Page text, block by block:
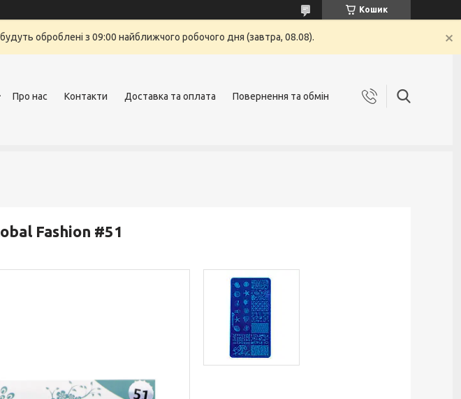
Кошик
оброблені з 09:00 найближчого робочого дня (завтра, 08.08).
Про нас Контакти Доставка та оплата Повернення та обмін
Fashion #51